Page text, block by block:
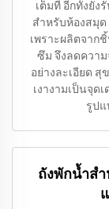
เต็มที่ อีกทั้งยัง
สำหรับห้องสมุด
เพราะผลิตจาก
ซึม จึงลดควา
อย่างละเอียด
เงางามเป็นจุด
รูป
ถังพักน้ำส